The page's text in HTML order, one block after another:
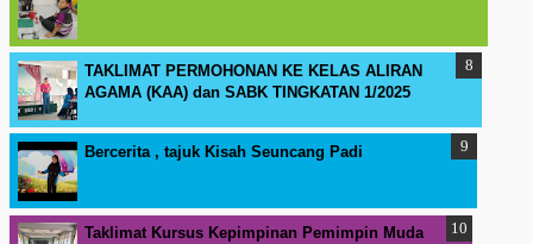
TAKLIMAT PERMOHONAN KE KELAS ALIRAN
AGAMA (KAA) dan SABK TINGKATAN 1/2025
Bercerita , tajuk Kisah Seuncang Padi
Taklimat Kursus Kepimpinan Pemimpin Muda